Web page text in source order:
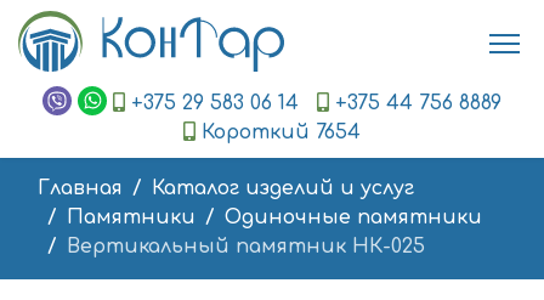
+375 29 583 06 14
+375 44 756 8889
Короткий 7654
Главная
Каталог изделий и услуг
Памятники
Одиночные памятники
Вертикальный памятник НК-025